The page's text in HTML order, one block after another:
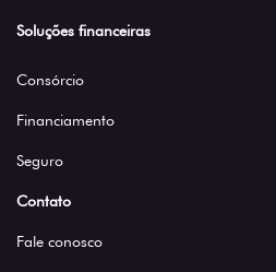
Soluções financeiras
Consórcio
Financiamento
Seguro
Contato
Fale conosco